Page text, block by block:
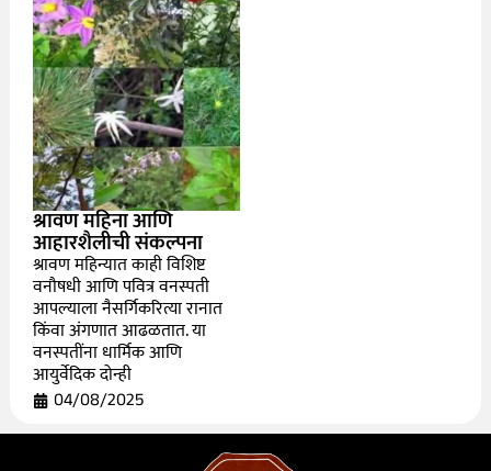
श्रावण महिना आणि
आहारशैलीची संकल्पना
श्रावण महिन्यात काही विशिष्ट
वनौषधी आणि पवित्र वनस्पती
आपल्याला नैसर्गिकरित्या रानात
किंवा अंगणात आढळतात. या
वनस्पतींना धार्मिक आणि
आयुर्वेदिक दोन्ही
04/08/2025